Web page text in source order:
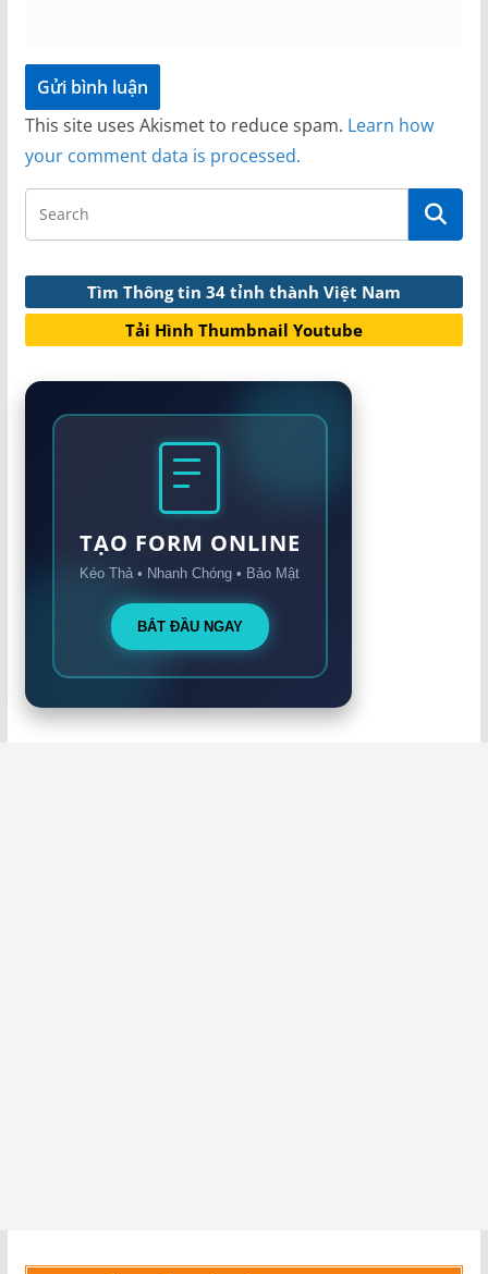
This site uses Akismet to reduce spam. Learn how
your comment data is processed.
Tìm Thông tin 34 tỉnh thành Việt Nam
Tải Hình Thumbnail Youtube
TẠO FORM ONLINE
Kéo Thả • Nhanh Chóng • Bảo Mật
BẮT ĐẦU NGAY